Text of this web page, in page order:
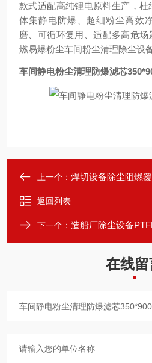
款式适配高纯锂电原料生产，
体集静电防爆、超细粉尘高效
磨、可循环复用、适配多高危
燃易爆粉尘车间粉尘清理除尘设
车间静电粉尘清理防爆滤芯
上一个： 焊切设备除尘阻燃
返回列表
下一个： 造船厂除尘设备
在线留